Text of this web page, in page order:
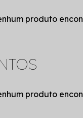
produto
produto